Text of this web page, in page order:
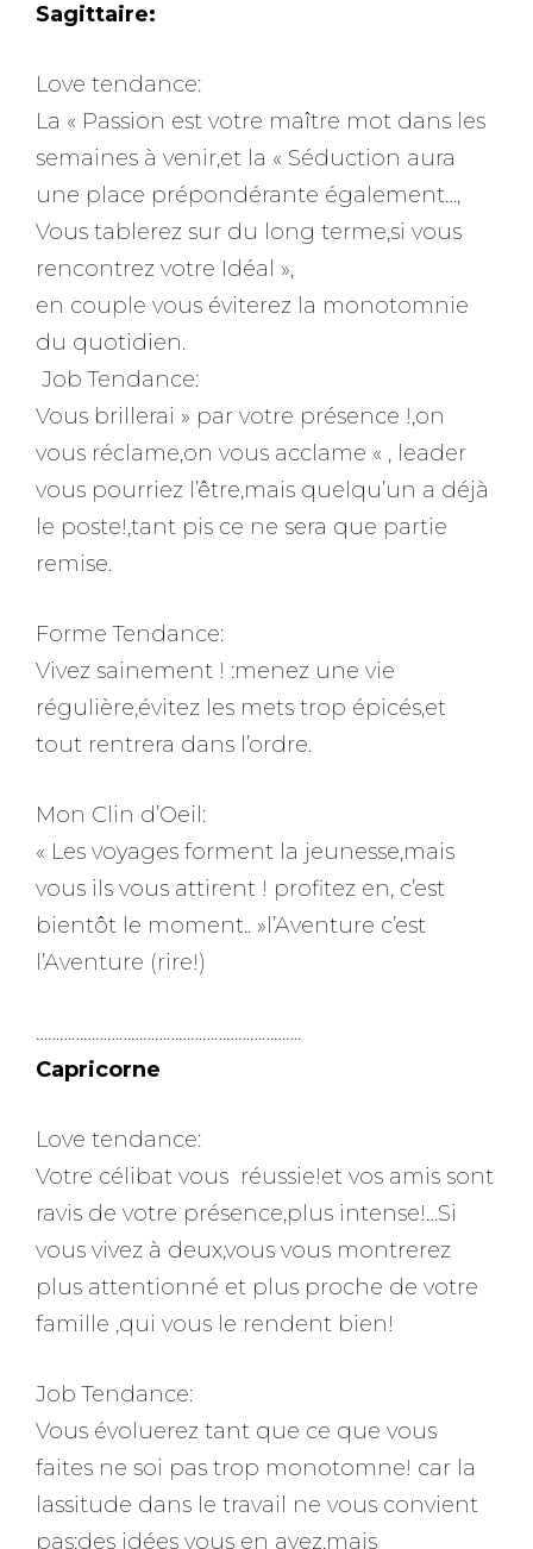
Sagittaire:
Love tendance:
La « Passion est votre maître mot dans les
semaines à venir,et la « Séduction aura
une place prépondérante également…,
Vous tablerez sur du long terme,si vous
rencontrez votre Idéal »,
en couple vous éviterez la monotomnie
du quotidien.
Job Tendance:
Vous brillerai » par votre présence !,on
vous réclame,on vous acclame « , leader
vous pourriez l’être,mais quelqu’un a déjà
le poste!,tant pis ce ne sera que partie
remise.
Forme Tendance:
Vivez sainement ! :menez une vie
régulière,évitez les mets trop épicés,et
tout rentrera dans l’ordre.
Mon Clin d’Oeil:
« Les voyages forment la jeunesse,mais
vous ils vous attirent ! profitez en, c’est
bientôt le moment.. »l’Aventure c’est
l’Aventure (rire!)
………………………………………………………….
Capricorne
Love tendance:
Votre célibat vous réussie!et vos amis sont
ravis de votre présence,plus intense!…Si
vous vivez à deux,vous vous montrerez
plus attentionné et plus proche de votre
famille ,qui vous le rendent bien!
Job Tendance:
Vous évoluerez tant que ce que vous
faites ne soi pas trop monotomne! car la
lassitude dans le travail ne vous convient
pas;des idées vous en avez,mais